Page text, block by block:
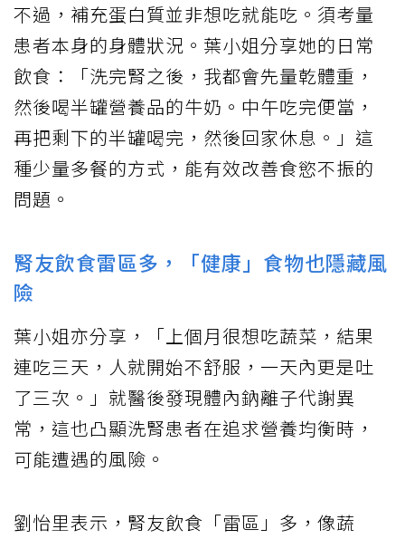
不過，補充蛋白質並非想吃就能吃。須考量
患者本身的身體狀況。葉小姐分享她的日常
飲食：「洗完腎之後，我都會先量乾體重，
然後喝半罐營養品的牛奶。中午吃完便當，
再把剩下的半罐喝完，然後回家休息。」這
種少量多餐的方式，能有效改善食慾不振的
問題。
腎友飲食雷區多，「健康」食物也隱藏風
險
葉小姐亦分享，「上個月很想吃蔬菜，結果
連吃三天，人就開始不舒服，一天內更是吐
了三次。」就醫後發現體內鈉離子代謝異
常，這也凸顯洗腎患者在追求營養均衡時，
可能遭遇的風險。
劉怡里表示，腎友飲食「雷區」多，像蔬